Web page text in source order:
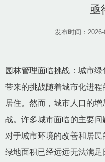
亟
发布时间：2026-
园林管理面临挑战：城市
带来的挑战随着城市化进
居住。然而，城市人口的
战。许多城市面临的主要
对于城市环境的改善和居
绿地面积已经远远无法满